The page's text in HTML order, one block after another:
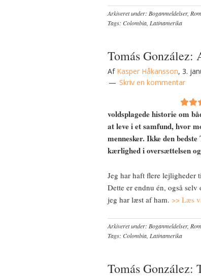
Arkiveret under: Boganmeldelser,
Tags: Colombia Latinamerika
Tomás González:
Af Kasper Håkansson, 3.
Skriv en kommentar
voldsplagede historie om
at leve i et samfund, hvor
mennesker. Ikke den
kærlighed i oversættelsen
Jeg har haft flere lejligheder
Dette er endnu én, også
jeg har læst af ham. >> Læs
Arkiveret under: Boganmeldelser,
Tags: Colombia Latinamerika
Tomás González: